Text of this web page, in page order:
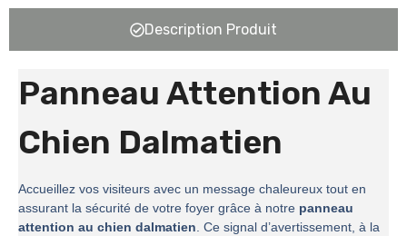
Description Produit
Panneau Attention Au
Chien Dalmatien
Accueillez vos visiteurs avec un message chaleureux tout en
assurant la sécurité de votre foyer grâce à notre panneau
attention au chien dalmatien. Ce signal d’avertissement, à la